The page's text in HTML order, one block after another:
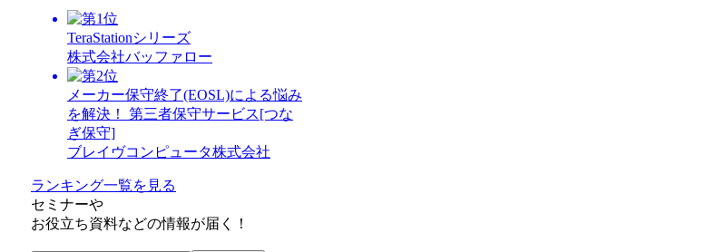
TeraStationシリーズ
株式会社バッファロー
メーカー保守終了(EOSL)による悩み
を解決！ 第三者保守サービス[つな
ぎ保守]
ブレイヴコンピュータ株式会社
ランキング一覧を見る
セミナーや
お役立ち資料などの情報が届く！